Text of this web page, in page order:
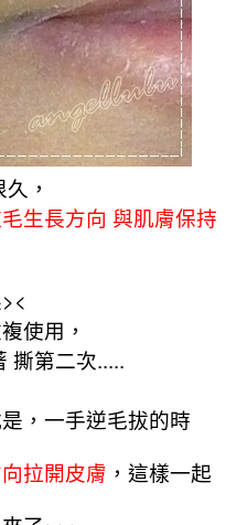
，
生長方向 與肌膚保持
使用，
撕第二次.....
，一手逆毛拔的時
拉開皮膚 ，這樣一起